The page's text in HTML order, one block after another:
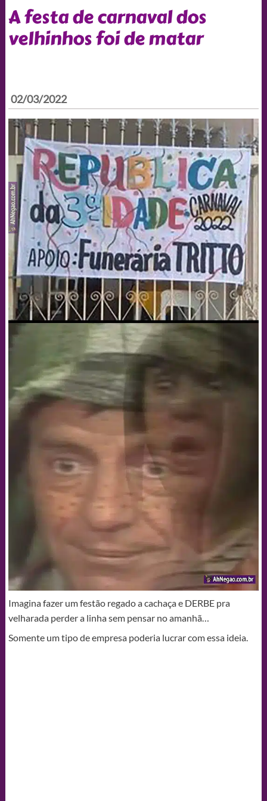
A festa de carnaval dos
velhinhos foi de matar
02/03/2022
Imagina fazer um festão regado a cachaça e DERBE pra
velharada perder a linha sem pensar no amanhã…
Somente um tipo de empresa poderia lucrar com essa ideia.